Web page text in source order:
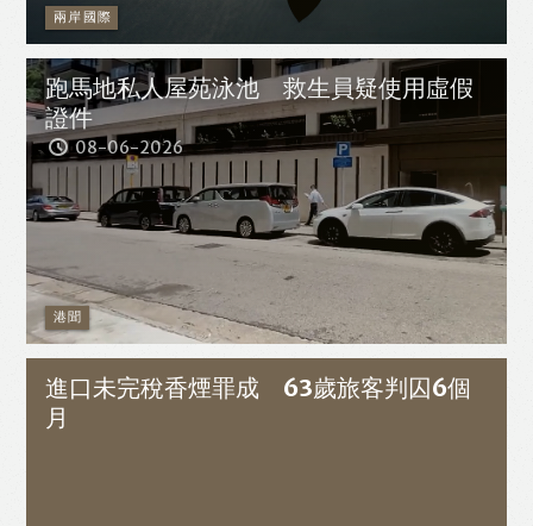
兩岸國際
跑馬地私人屋苑泳池 救生員疑使用虛假
證件
港聞
08-06-2026
進口未完稅香煙罪成 63歲旅客判囚6個
月